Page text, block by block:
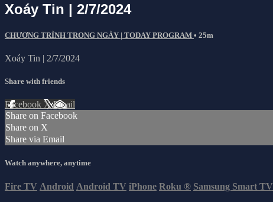
Xoáy Tin | 2/7/2024
CHƯƠNG TRÌNH TRONG NGÀY | TODAY PROGRAM • 25m
Xoáy Tin | 2/7/2024
Share with friends
Facebook XEmail
Share on Facebook
Share on X
Share via Email
Watch anywhere, anytime
Fire TV Android Android TV iPhone Roku ® Samsung Smart TV